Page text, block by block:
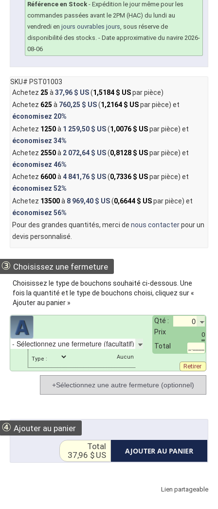
Référence en Stock - Expédition le jour même pour les
commandes passées avant le 2PM (HAC) du lundi au
vendredi en jours ouvrables jours, sous réserve de
disponibilité des stocks. - Date approximative du navire 2026-
08-06
SKU# PST01003
Achetez 25 à 37,96 $ US(1,5184 $ USpar pièce)
Achetez 625 à 760,25 $ US(1,2164 $ USpar pièce) et
économisez 20%
Achetez 1250à 1 259,50 $ US(1,0076 $ USpar pièce) et
économisez 34%
Achetez 2550à 2 072,64 $ US(0,8128 $ USpar pièce) et
économisez 46%
Achetez 6600à4 841,76 $ US(0,7336 $ USpar pièce) et
économisez 52%
Achetez 13500à 8 969,40 $ US(0,6644 $ USpar pièce) et
économisez 56%
Pour des grandes quantités, merci de nous contacterpour un
devis personnalisé.
③ Choisissez une fermeture
Choisissez le type de bouchons souhaité ci-dessous. Une
fois la quantité et le type de bouchons choisi, cliquez sur «
Ajouter au panier »
Qté :
Prix
0
Total
Type :
Retirer
+Sélectionnez une autre fermeture (optionnel)
④ Ajouter au panier
AJOUTER AU PANIER
Total
37,96 $ US
Lien partageable